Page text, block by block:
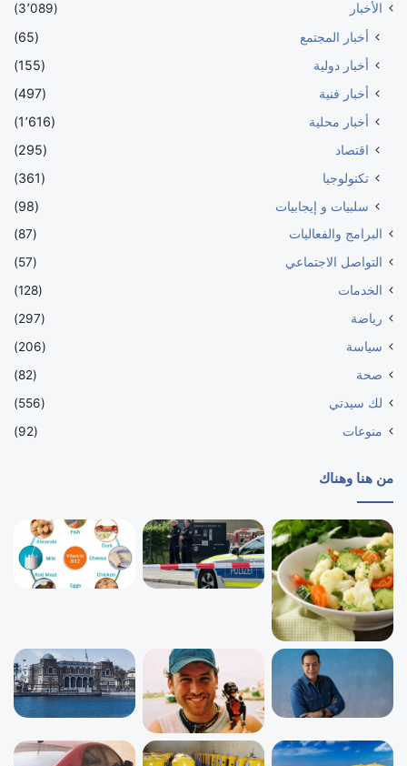
الأخبار (3٬089)
أخبار المجتمع
(65)
أخبار دولية
(155)
أخبار فنية
(497)
أخبار محلية
(1٬616)
اقتصاد
(295)
تكنولوجيا
(361)
سلبيات و إيجابيات
(98)
البرامج والفعاليات
(87)
التواصل الاجتماعي
(57)
الخدمات
(128)
رياضة
(297)
سياسة
(206)
صحة
(82)
لك سيدتي
(556)
منوعات
(92)
من هنا وهناك